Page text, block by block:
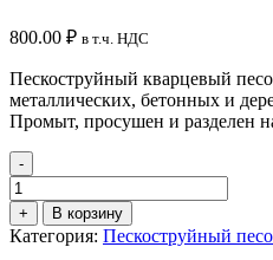
800.00 ₽ в т.ч. НДС
Пескоструйный кварцевый
металлических, бетонных и
Промыт, просушен и разделен
-
Количество
товара
Пескоструйный
песок
+ В корзину
Категория: Пескоструйный